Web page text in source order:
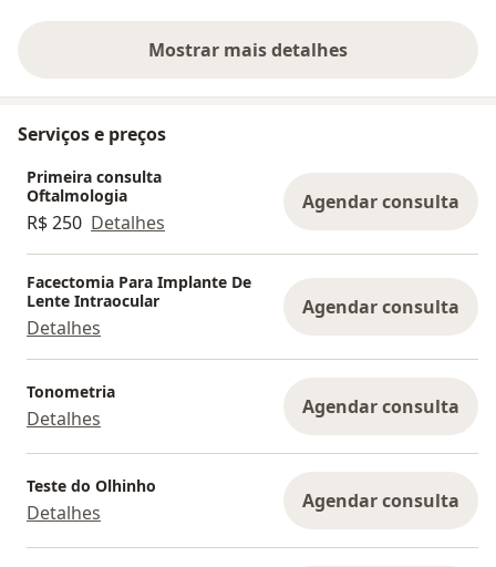
Mostrar mais detalhes
sobre a experiência
Serviços e preços
Primeira consulta
Oftalmologia
R$ 250 Detalhes
Agendar consulta
Facectomia Para Implante De
Lente Intraocular
Detalhes
Agendar consulta
Tonometria
Detalhes Agendar consulta
Teste do Olhinho
Detalhes Agendar consulta